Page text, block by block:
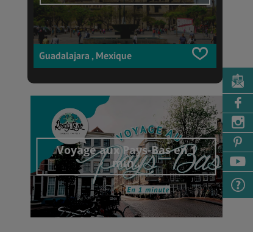
Guadalajara , Mexique
Voyage aux Pays-Bas en 1
min..